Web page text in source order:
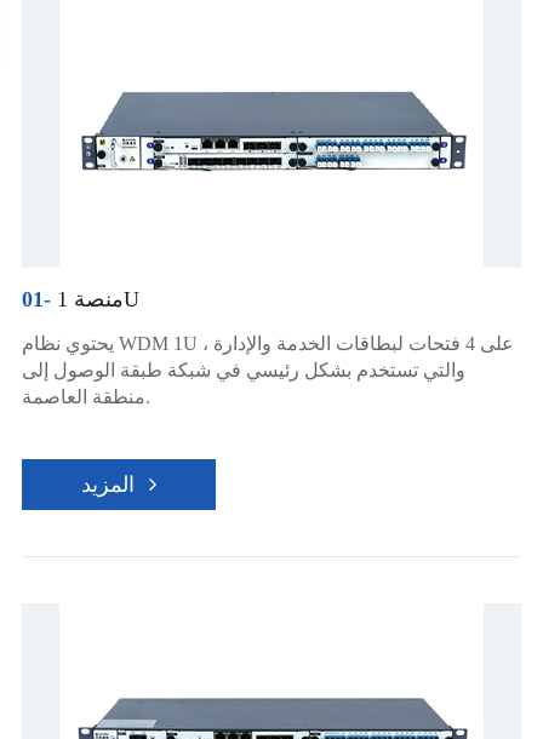
01- منصة 1U
يحتوي نظام WDM 1U على 4 فتحات لبطاقات الخدمة والإدارة ،
والتي تستخدم بشكل رئيسي في شبكة طبقة الوصول إلى
منطقة العاصمة.
المزيد